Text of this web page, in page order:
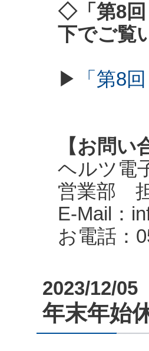
◇「第8回
下でご覧
▶ 「第8
【お問い
ヘルツ電
営業部
E-Mail：
お電話：
2023/12/05
年末年始